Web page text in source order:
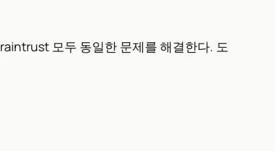
모두 동일한 문제를 해결한다. 도